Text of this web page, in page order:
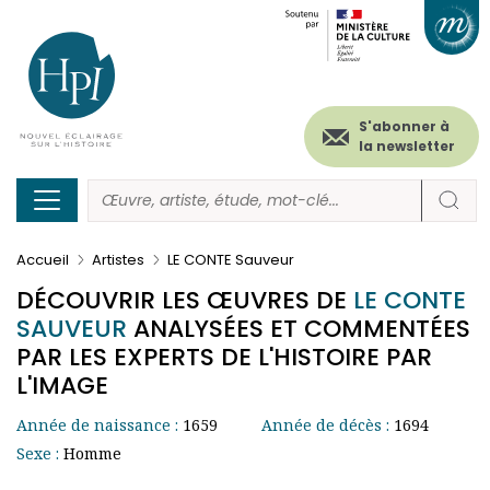
contenu
principal
Menu
secondaire
(header)
S'abonner à
la newsletter
Accueil Artistes LE CONTE Sauveur
DÉCOUVRIR LES ŒUVRES DE LE CONTE
SAUVEUR ANALYSÉES ET COMMENTÉES
PAR LES EXPERTS DE L'HISTOIRE PAR
L'IMAGE
Année de naissance : 1659
Sexe : Homme
Année de décès : 1694